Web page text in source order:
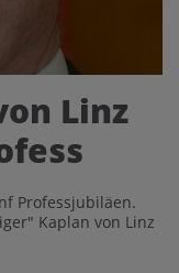
Linz
Professjubiläen.
Kaplan von Linz